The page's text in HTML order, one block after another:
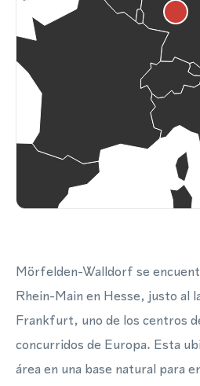
Mörfelden-Walldorf se
Rhein-Main en Hesse, justo al
Frankfurt, uno de los centros
concurridos de Europa. Esta
área en una base natural para